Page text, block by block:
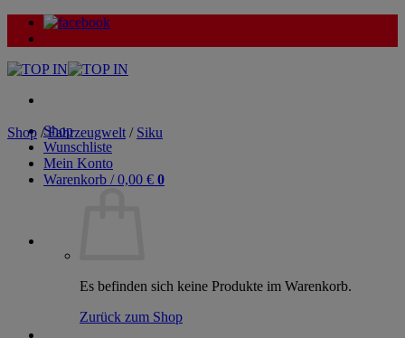
Zum
Inhalt
Shop
Wunschliste
Mein Konto
Warenkorb /0,00 € 0
Es befinden sich keine Produkte im Warenkorb.
Zurück zum Shop
Shop / Fahrzeugwelt / Siku